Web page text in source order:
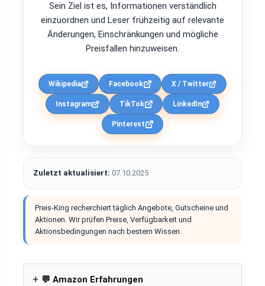
Sein Ziel ist es, Informationen verständlich
einzuordnen und Leser frühzeitig auf relevante
Änderungen, Einschränkungen und mögliche
Preisfallen hinzuweisen.
Wikipedia Facebook X / Twitter
Instagram TikTok LinkedIn
Pinterest
Zuletzt aktualisiert: 07.10.2025
Preis-King recherchiert täglich Angebote, Gutscheine und
Aktionen. Wir prüfen Preise, Verfügbarkeit und
Aktionsbedingungen nach bestem Wissen.
💬 Amazon Erfahrungen